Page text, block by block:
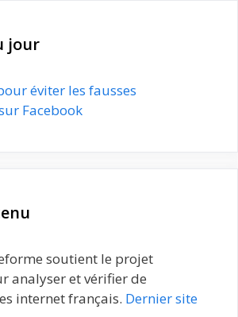
jour
éviter les fausses
Facebook
soutient le projet
analyser et vérifier de
internet français. Dernier site